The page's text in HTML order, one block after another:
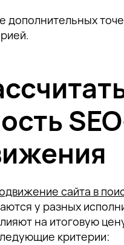
дополнительных
сайта в
у разных
на итоговую
критерии: